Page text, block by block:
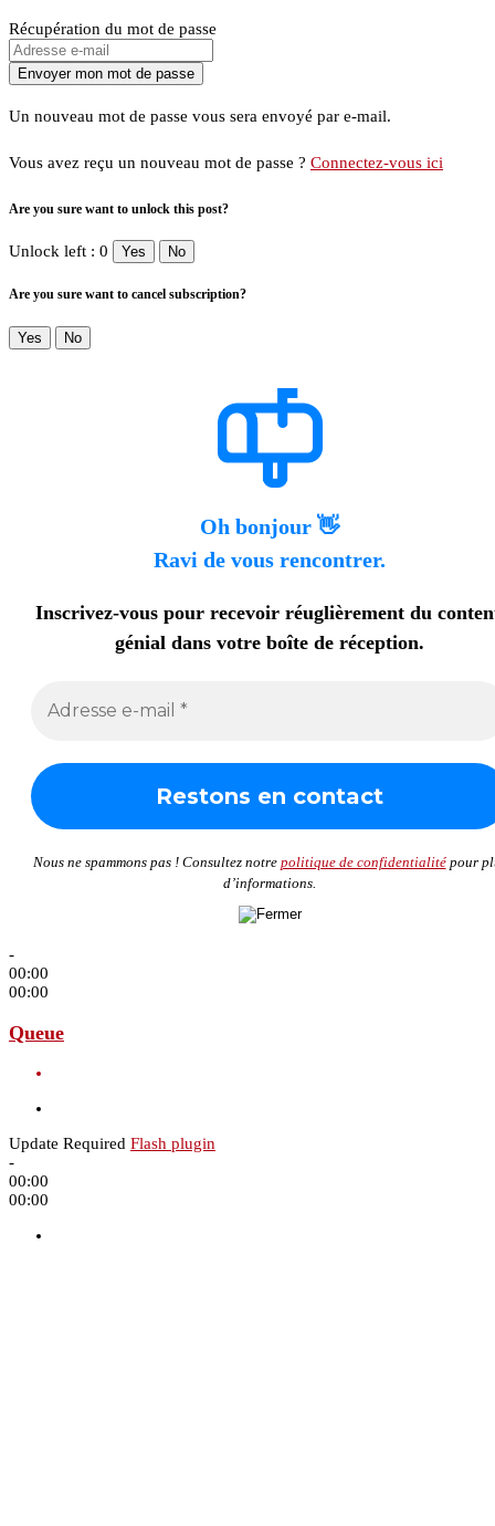
Récupération du mot de passe
Un nouveau mot de passe vous sera envoyé par e-mail.
Vous avez reçu un nouveau mot de passe ? Connectez-vous ici
Are you sure want to unlock this post?
Unlock left : 0 Yes No
Are you sure want to cancel subscription?
Yes No
Oh bonjour 👋
Ravi de vous rencontrer.
Inscrivez-vous pour recevoir réuglièrement du
génial dans votre boîte de réception.
Nous ne spammons pas ! Consultez notre politique de confidentialitépour
d’informations.
-
00:00
00:00
Queue
Update Required Flash plugin
-
00:00
00:00